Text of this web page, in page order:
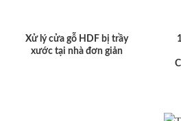
Xử lý cửa gỗ HDF bị trầy
xước tại nhà đơn giản